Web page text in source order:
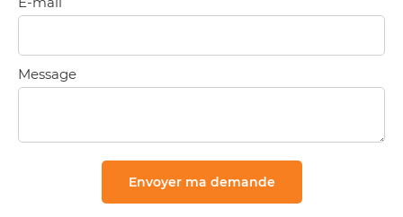
Message